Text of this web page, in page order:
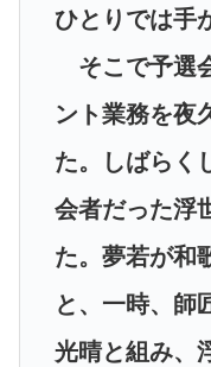
ひとりでは手
そこで予選
ント業務を夜
た。しばらく
会者だった浮
た。夢若が和
と、一時、師
光晴と組み、